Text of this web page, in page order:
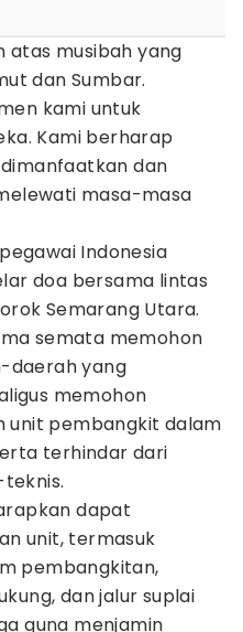
atas musibah yang
dan Sumbar.
kami untuk
Kami berharap
dan
masa-masa
Indonesia
doa bersama lintas
Semarang Utara.
semata memohon
daerah yang
memohon
unit pembangkit dalam
terhindar dari
dapat
unit, termasuk
pembangkitan,
dan jalur suplai
guna menjamin